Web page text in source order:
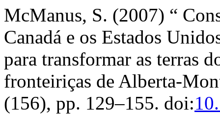
McManus, S. (2007) “
Canadá e os Estados
para transformar as terras
fronteiriças de Alberta-
(156), pp. 129–155. doi: